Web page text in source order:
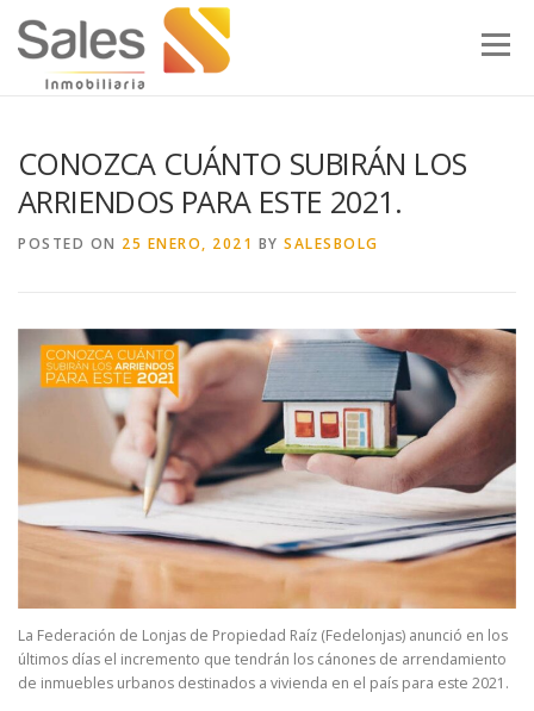
Menu
CONOZCA CUÁNTO SUBIRÁN LOS
ARRIENDOS PARA ESTE 2021.
POSTED ON 25 ENERO, 2021 BY SALESBOLG
La Federación de Lonjas de Propiedad Raíz (Fedelonjas) anunció en los
últimos días el incremento que tendrán los cánones de arrendamiento
de inmuebles urbanos destinados a vivienda en el país para este 2021.